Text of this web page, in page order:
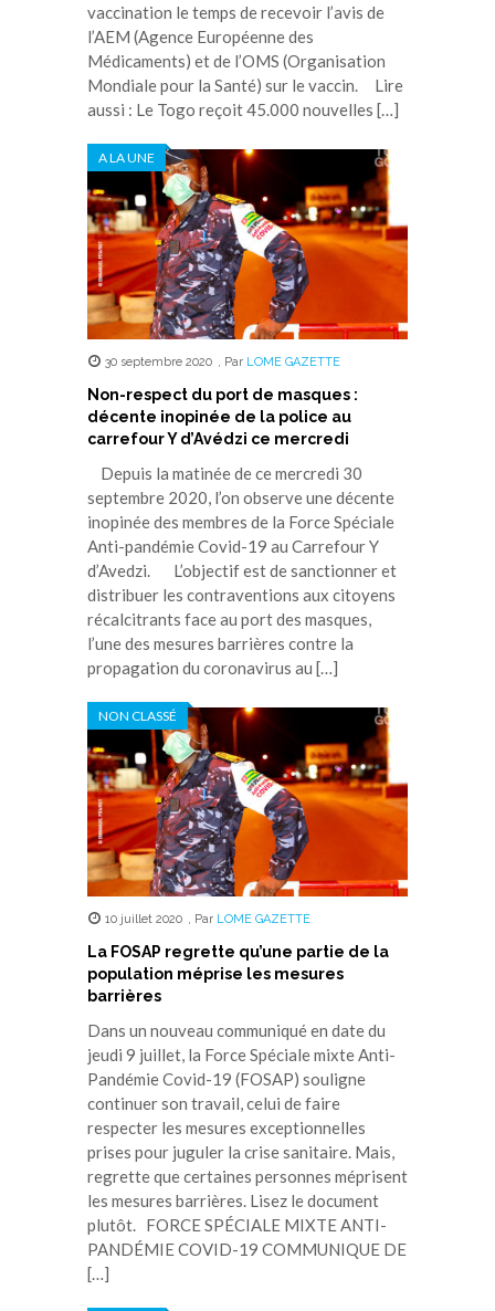
vaccination le temps de recevoir l’avis de
l’AEM (Agence Européenne des
Médicaments) et de l’OMS (Organisation
Mondiale pour la Santé) sur le vaccin. Lire
aussi : Le Togo reçoit 45.000 nouvelles […]
A LA UNE
30 septembre 2020 Par LOME GAZETTE
Non-respect du port de masques :
décente inopinée de la police au
carrefour Y d’Avédzi ce mercredi
Depuis la matinée de ce mercredi 30
septembre 2020, l’on observe une décente
inopinée des membres de la Force Spéciale
Anti-pandémie Covid-19 au Carrefour Y
d’Avedzi. L’objectif est de sanctionner et
distribuer les contraventions aux citoyens
récalcitrants face au port des masques,
l’une des mesures barrières contre la
propagation du coronavirus au […]
NON CLASSÉ
10 juillet 2020 , Par LOME GAZETTE
La FOSAP regrette qu’une partie de la
population méprise les mesures
barrières
Dans un nouveau communiqué en date du
jeudi 9 juillet, la Force Spéciale mixte Anti-
Pandémie Covid-19 (FOSAP) souligne
continuer son travail, celui de faire
respecter les mesures exceptionnelles
prises pour juguler la crise sanitaire. Mais,
regrette que certaines personnes méprisent
les mesures barrières. Lisez le document
plutôt. FORCE SPÉCIALE MIXTE ANTI-
PANDÉMIE COVID-19 COMMUNIQUE DE
[…]